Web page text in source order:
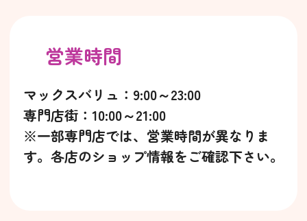
営業時間
マックスバリュ：9:00～23:00
専門店街：10:00～21:00
※一部専門店では、営業時間が異なりま
す。各店のショップ情報をご確認下さい。